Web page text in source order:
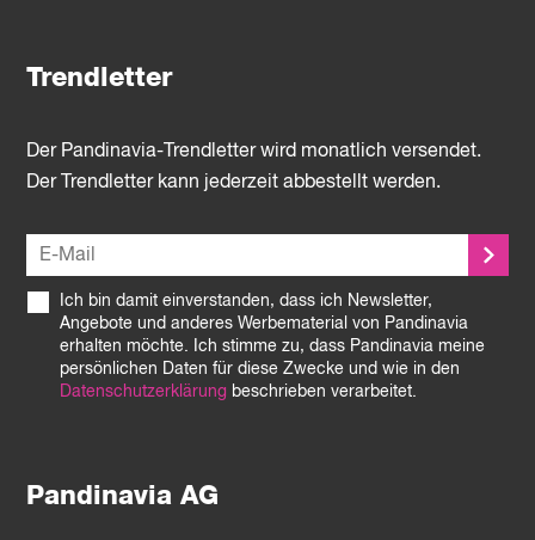
Pandinavia AG
Trendletter
Der Pandinavia-Trendletter wird monatlich versendet.
Der Trendletter kann jederzeit abbestellt werden.
Ich bin damit einverstanden, dass ich Newsletter,
Angebote und anderes Werbematerial von Pandinavia
erhalten möchte. Ich stimme zu, dass Pandinavia meine
persönlichen Daten für diese Zwecke und wie in den
Datenschutzerklärung beschrieben verarbeitet.